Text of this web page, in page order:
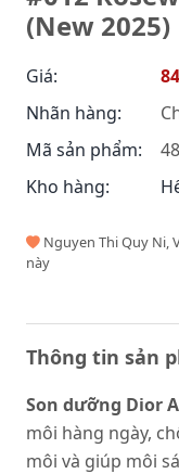
(New 2025)
Giá:
Nhãn hàng:
Mã sản phẩm:
Kho hàng:
Nguyen Thi Quy Ni,
này
Thông tin sản
Son dưỡng Dior
môi hàng ngày,
môi và giúp môi